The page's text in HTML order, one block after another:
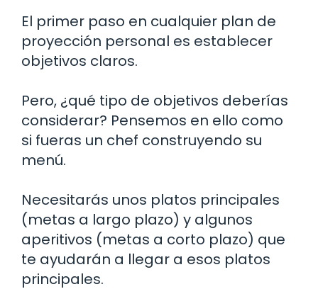
El primer paso en cualquier plan de
proyección personal es establecer
objetivos claros.
Pero, ¿qué tipo de objetivos deberías
considerar? Pensemos en ello como
si fueras un chef construyendo su
menú.
Necesitarás unos platos principales
(metas a largo plazo) y algunos
aperitivos (metas a corto plazo) que
te ayudarán a llegar a esos platos
principales.